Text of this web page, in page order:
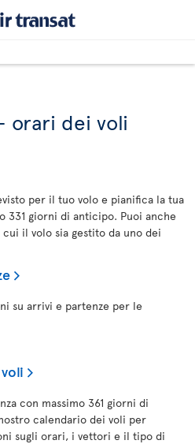
orari dei voli
per il tuo volo e pianifica la tua
331 giorni di anticipo. Puoi anche
il volo sia gestito da uno dei
su arrivi e partenze per le
con massimo 361 giorni di
calendario dei voli per
sugli orari, i vettori e il tipo di